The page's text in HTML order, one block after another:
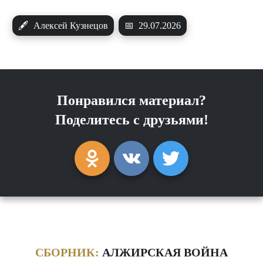
🖋 Алексей Кузнецов 📅 29.07.2026
Понравился материал?
Поделитесь с друзьями!
СБОРНИК: АЛЖИРСКАЯ ВОЙНА